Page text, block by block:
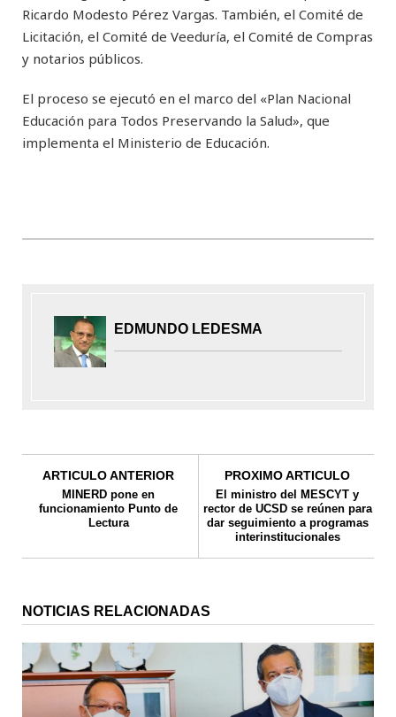
Ricardo Modesto Pérez Vargas. También, el Comité de
Licitación, el Comité de Veeduría, el Comité de Compras
y notarios públicos.
El proceso se ejecutó en el marco del «Plan Nacional
Educación para Todos Preservando la Salud», que
implementa el Ministerio de Educación.
EDMUNDO LEDESMA
ARTICULO ANTERIOR
MINERD pone en
funcionamiento Punto de
Lectura
PROXIMO ARTICULO
El ministro del MESCYT y
rector de UCSD se reúnen para
dar seguimiento a programas
interinstitucionales
NOTICIAS RELACIONADAS